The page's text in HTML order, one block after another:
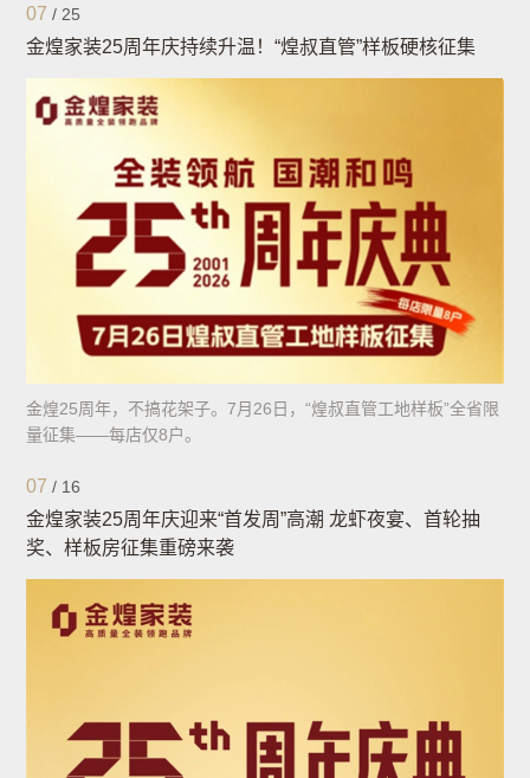
07 / 25
金煌家装25周年庆持续升温！“煌叔直管”样板硬核征集
金煌25周年，不搞花架子。7月26日，“煌叔直管工地样板”全省限
量征集——每店仅8户。
07 / 16
金煌家装25周年庆迎来“首发周”高潮 龙虾夜宴、首轮抽
奖、样板房征集重磅来袭